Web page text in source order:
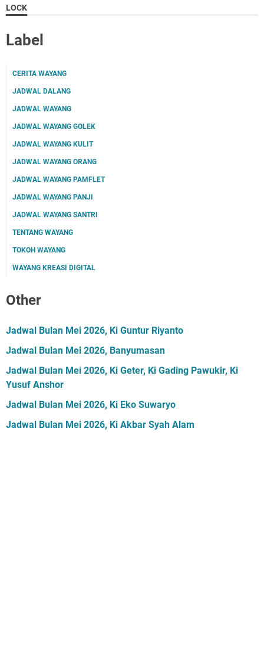
LOCK
Label
CERITA WAYANG
JADWAL DALANG
JADWAL WAYANG
JADWAL WAYANG GOLEK
JADWAL WAYANG KULIT
JADWAL WAYANG ORANG
JADWAL WAYANG PAMFLET
JADWAL WAYANG PANJI
JADWAL WAYANG SANTRI
TENTANG WAYANG
TOKOH WAYANG
WAYANG KREASI DIGITAL
Other
Jadwal Bulan Mei 2026, Ki Guntur Riyanto
Jadwal Bulan Mei 2026, Banyumasan
Jadwal Bulan Mei 2026, Ki Geter, Ki Gading Pawukir, Ki
Yusuf Anshor
Jadwal Bulan Mei 2026, Ki Eko Suwaryo
Jadwal Bulan Mei 2026, Ki Akbar Syah Alam